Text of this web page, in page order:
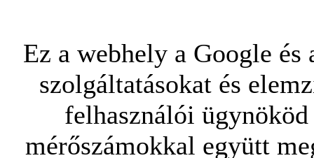
Ez a webhely a Google
szolgáltatásokat és
felhasználói
mérőszámokkal együtt